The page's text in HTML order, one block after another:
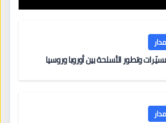
وتطور الأسلحة بين أوروبا وروسيا